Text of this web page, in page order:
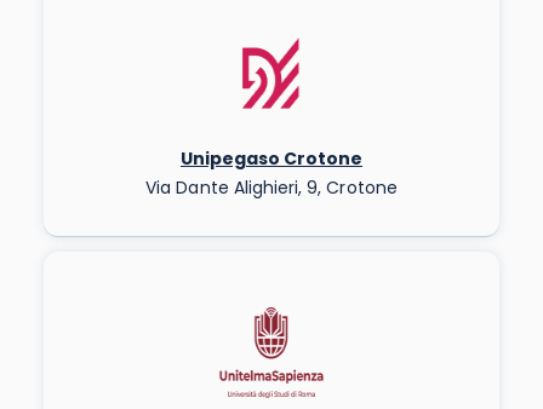
Unipegaso Crotone
Via Dante Alighieri, 9, Crotone